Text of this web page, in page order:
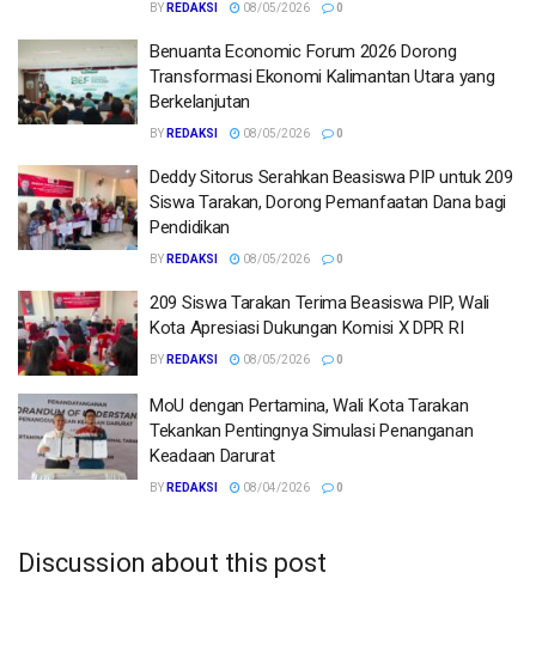
BY REDAKSI 08/05/2026 0
Benuanta Economic Forum 2026 Dorong
Transformasi Ekonomi Kalimantan Utara yang
Berkelanjutan
BY REDAKSI 08/05/2026 0
Deddy Sitorus Serahkan Beasiswa PIP untuk 209
Siswa Tarakan, Dorong Pemanfaatan Dana bagi
Pendidikan
BY REDAKSI 08/05/2026 0
209 Siswa Tarakan Terima Beasiswa PIP, Wali
Kota Apresiasi Dukungan Komisi X DPR RI
BY REDAKSI 08/05/2026 0
MoU dengan Pertamina, Wali Kota Tarakan
Tekankan Pentingnya Simulasi Penanganan
Keadaan Darurat
BY REDAKSI 08/04/2026 0
Discussion about this post